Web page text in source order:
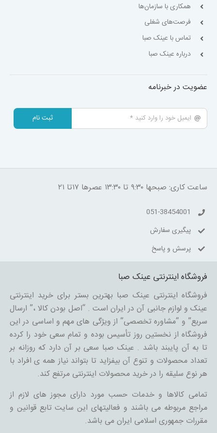
همکاری با سازمان‌ها
فرصت‌های شغلی
تماس با عینک صبا
درباره عینک صبا
عضویت در خبرنامه
ثبت نام
ساعت کاری: صبحها ۹:۳۰ تا ۱۳:۳۰ عصرها ۱۷تا ۲۱
051-38454001
پیگیری سفارش
پرسش و پاسخ
فروشگاه اینترنتی عینک صبا
فروشگاه اینترنتی عینک صبا بهترین بستر برای خرید اینترنتی
عینک و لوازم جانبی آن در ایران است . “اصل بودن کالا ،” ارسال
سریع” و “مشاوره تخصصی” از ویژگی های مهم و اساسی در این
فروشگاه از نخستین روز تأسیس بوده و تمام سعی خود را کرده
تا به آن پایبند باشد . عینک صبا سعی بر آن دارد که روزانه بر
تعداد محصولات و تنوع آن بیفزاید تا بتواند نیاز همه ی افراد با
هر نوع سلیقه را در خرید محصولات اینترنتی مرتفع کند.
تمامی کالاها و خدمات حسب مورد دارای مجوز های لازم از
مراجع مربوطه می باشند و فعالیتهای این سایت تابع قوانین و
مقررات جمهوری اسلامی ایران می باشد.